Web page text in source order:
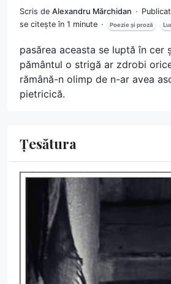
Scris de Alexandru Mărchidan
se citește în 1 minute
Poezie și proză
pasărea aceasta se luptă în cer
pământul o strigă ar zdrobi
rămână-n olimp de n-ar avea
pietricică.
Țesătura